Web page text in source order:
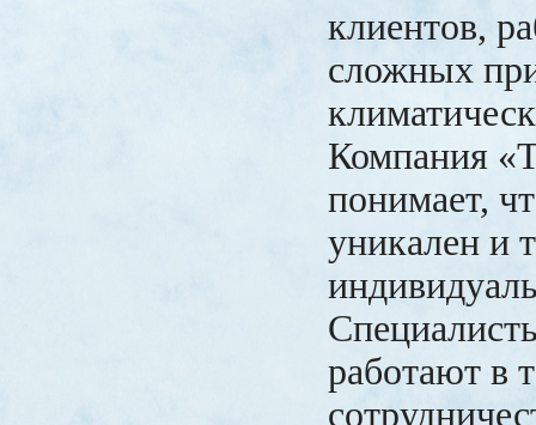
клиентов,
сложных
Компания
понимает,
уникален и
работают в